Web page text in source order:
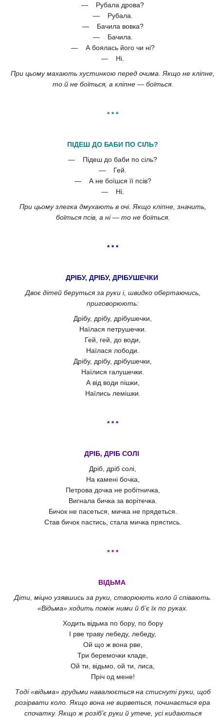
— Рубала дрова?
— Рубала.
— Бачила вовка?
— Бачила.
— А боялась його чи ні?
— Ні.
При цьому махають хустинкою перед очима. Якщо не кліпне,
то й не боїться, а кліпне — боїться.
* * *
ПІДЕШ ДО БАБИ ПО СІЛЬ?
— Підеш до баби по сіль?
— Гей.
— А не боїшся її псів?
— Ні.
При цьому злегка дмухають в очі. Якщо кліпне, значить,
боїться псів, а ні — то не боїться.
* * *
ДРІБУ, ДРІБУ, ДРІБУШЕЧКИ
Двоє дітей беруться за руки і, швидко обертаючись,
приговорюють:
Дрібу, дрібу, дрібушечки,
Наїлася петрушечки.
Гей, гей, до води,
Наїлася лободи.
Дрібу, дрібу, дрібушечки,
Наїлися галушечки.
А від води пішки,
Наїлись лемішки.
* * *
ДРІБ, ДРІБ СОЛІ
Дріб, дріб солі,
На камені бочка,
Петрова дочка не робітничка,
Вигнала бичка за ворітечка.
Бичок не пасеться, мичка не прядеться.
Став бичок пастись, стала мичка прястись.
* * *
ВІДЬМА
Діти, міцно узявшись за руки, створюють коло й співають.
«Відьма» ходить поміж ними й б’є їх по руках.
Ходить відьма по бору, по бору
І рве траву лебеду, лебеду,
Ой що ж вона рве,
Три беремочки кладе,
Ой ти, відьмо, ой ти, лиса,
Пріч од мене!
Тоді «відьма» грудьми навалюється на стиснуті руки, щоб
розірвати коло. Якщо вона не вирветься, починається ера
спочатку. Якщо ж розіб’є руки й утече, усі кидаються